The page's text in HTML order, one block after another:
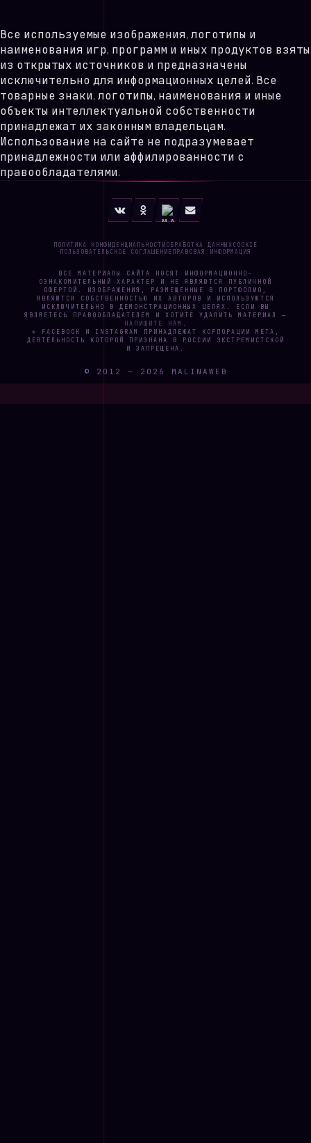
Все используемые изображения, логотипы и
наименования игр, программ и иных продуктов взяты
из открытых источников и предназначены
исключительно для информационных целей. Все
товарные знаки, логотипы, наименования и иные
объекты интеллектуальной собственности
принадлежат их законным владельцам.
Использование на сайте не подразумевает
принадлежности или аффилированности с
правообладателями.
ПОЛИТИКА КОНФИДЕНЦИАЛЬНОСТИ ОБРАБОТКА ДАННЫХ COOKIE
ПОЛЬЗОВАТЕЛЬСКОЕ СОГЛАШЕНИЕ ПРАВОВАЯ ИНФОРМАЦИЯ
ВСЕ МАТЕРИАЛЫ САЙТА НОСЯТ ИНФОРМАЦИОННО-
ОЗНАКОМИТЕЛЬНЫЙ ХАРАКТЕР И НЕ ЯВЛЯЮТСЯ ПУБЛИЧНОЙ
ОФЕРТОЙ. ИЗОБРАЖЕНИЯ, РАЗМЕЩЁННЫЕ В ПОРТФОЛИО,
ЯВЛЯЮТСЯ СОБСТВЕННОСТЬЮ ИХ АВТОРОВ И ИСПОЛЬЗУЮТСЯ
ИСКЛЮЧИТЕЛЬНО В ДЕМОНСТРАЦИОННЫХ ЦЕЛЯХ. ЕСЛИ ВЫ
ЯВЛЯЕТЕСЬ ПРАВООБЛАДАТЕЛЕМ И ХОТИТЕ УДАЛИТЬ МАТЕРИАЛ —
НАПИШИТЕ НАМ .
* FACEBOOK И INSTAGRAM ПРИНАДЛЕЖАТ КОРПОРАЦИИ META,
ДЕЯТЕЛЬНОСТЬ КОТОРОЙ ПРИЗНАНА В РОССИИ ЭКСТРЕМИСТСКОЙ
И ЗАПРЕЩЕНА.
© 2012 — 2026 MALINAWEB